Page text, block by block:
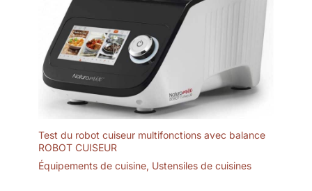
Test du robot cuiseur multifonctions avec balance
ROBOT CUISEUR
Équipements de cuisine, Ustensiles de cuisines